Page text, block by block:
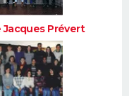
Jacques Prévert